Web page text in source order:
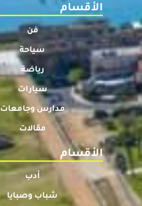
الأقسام
فن
سياحة
رياضة
سيارات
مدارس وجامعات
مقالات
الأقسام
أدب
شباب وصبايا